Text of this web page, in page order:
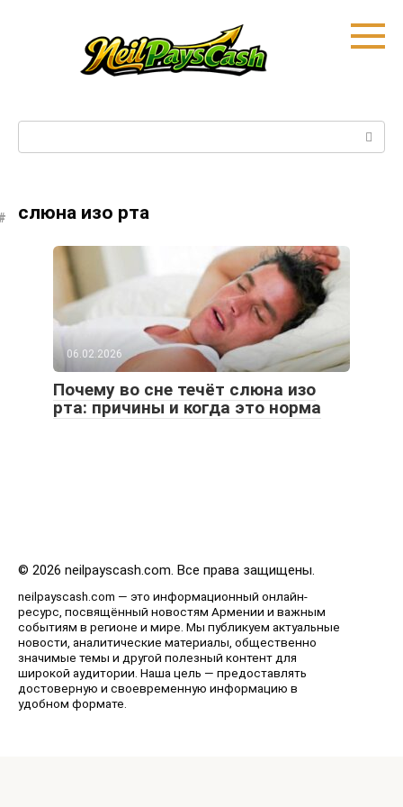
слюна изо рта
06.02.2026
Почему во сне течёт слюна изо
рта: причины и когда это норма
© 2026 neilpayscash.com. Все права защищены.
neilpayscash.com — это информационный онлайн-
ресурс, посвящённый новостям Армении и важным
событиям в регионе и мире. Мы публикуем актуальные
новости, аналитические материалы, общественно
значимые темы и другой полезный контент для
широкой аудитории. Наша цель — предоставлять
достоверную и своевременную информацию в
удобном формате.